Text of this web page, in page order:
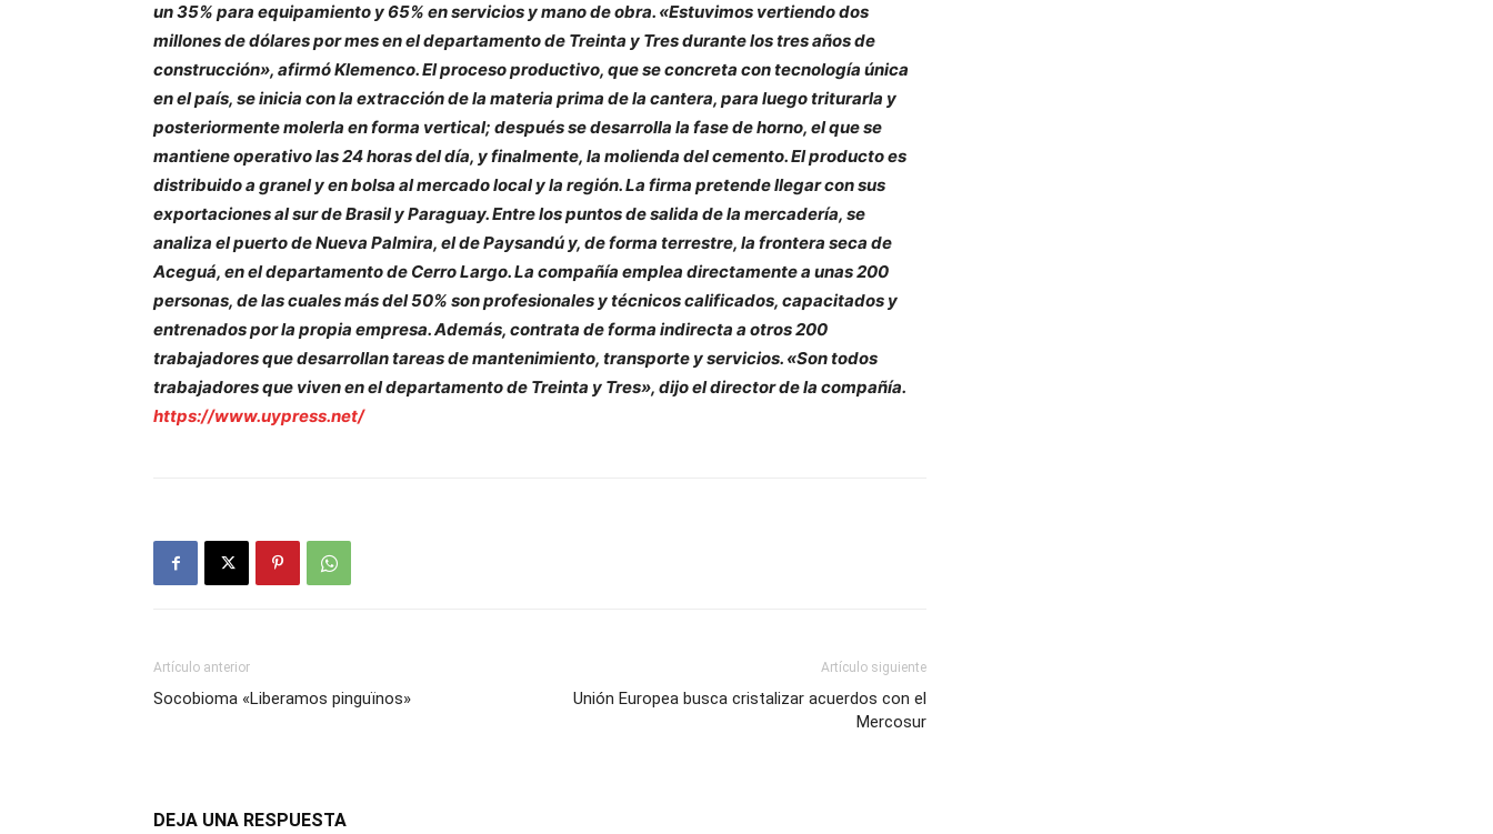
un 35% para equipamiento y 65% en servicios y mano de obra. «Estuvimos vertiendo dos
millones de dólares por mes en el departamento de Treinta y Tres durante los tres años de
construcción», afirmó Klemenco. El proceso productivo, que se concreta con tecnología única
en el país, se inicia con la extracción de la materia prima de la cantera, para luego triturarla y
posteriormente molerla en forma vertical; después se desarrolla la fase de horno, el que se
mantiene operativo las 24 horas del día, y finalmente, la molienda del cemento. El producto es
distribuido a granel y en bolsa al mercado local y la región. La firma pretende llegar con sus
exportaciones al sur de Brasil y Paraguay. Entre los puntos de salida de la mercadería, se
analiza el puerto de Nueva Palmira, el de Paysandú y, de forma terrestre, la frontera seca de
Aceguá, en el departamento de Cerro Largo. La compañía emplea directamente a unas 200
personas, de las cuales más del 50% son profesionales y técnicos calificados, capacitados y
entrenados por la propia empresa. Además, contrata de forma indirecta a otros 200
trabajadores que desarrollan tareas de mantenimiento, transporte y servicios. «Son todos
trabajadores que viven en el departamento de Treinta y Tres», dijo el director de la compañía.
https://www.uypress.net/
Artículo anterior
Socobioma «Liberamos pinguïnos»
Artículo siguiente
Unión Europea busca cristalizar acuerdos con el
Mercosur
DEJA UNA RESPUESTA